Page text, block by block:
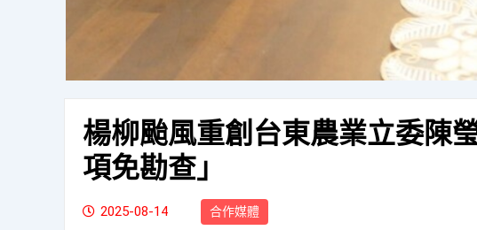
楊柳颱風重創台東農業立委陳
項免勘查」
2025-08-14 合作媒體